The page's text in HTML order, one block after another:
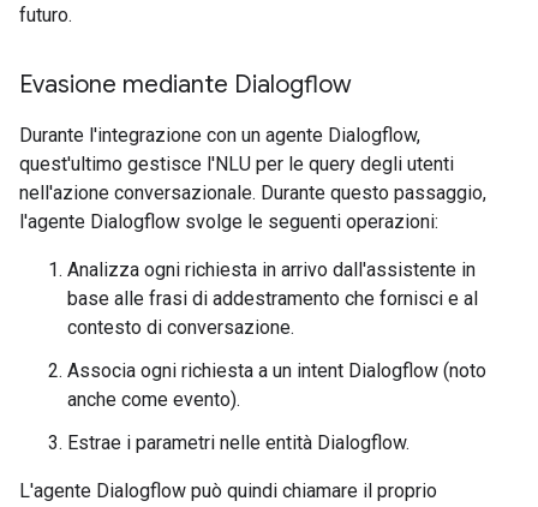
futuro.
Evasione mediante Dialogflow
Durante l'integrazione con un agente Dialogflow,
quest'ultimo gestisce l'NLU per le query degli utenti
nell'azione conversazionale. Durante questo passaggio,
l'agente Dialogflow svolge le seguenti operazioni:
Analizza ogni richiesta in arrivo dall'assistente in
base alle frasi di addestramento che fornisci e al
contesto di conversazione.
Associa ogni richiesta a un intent Dialogflow (noto
anche come evento).
Estrae i parametri nelle entità Dialogflow.
L'agente Dialogflow può quindi chiamare il proprio